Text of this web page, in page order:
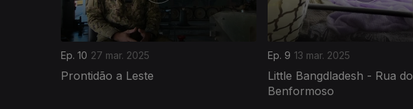
Ep. 10 27 mar. 2025
Prontidão a Leste
Ep. 9 13 mar. 2025
Little Bangdladesh - Rua do
Benformoso